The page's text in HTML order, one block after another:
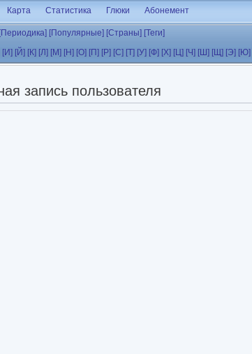
Карта Статистика Глюки Абонемент
[Периодика] [Популярные] [Страны] [Теги]
[И] [Й] [К] [Л] [М] [Н] [О] [П] [Р] [С] [Т] [У] [Ф] [Х] [Ц] [Ч] [Ш] [Щ] [Э] [Ю]
запись пользователя